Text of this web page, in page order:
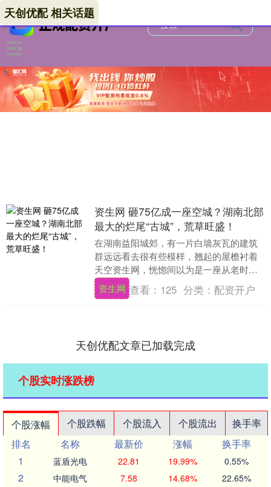
天创优配 相关话题
资生网 砸75亿成一座空城？湖南北部
最大的烂尾“古城”，荒草旺盛！
在湖南益阳城郊，有一片白墙灰瓦的建筑
群远远看去很有些模样，翘起的屋檐衬着
天空资生网，恍惚间以为是一座从老时光
里走来的古镇。 只有走近了才会察觉异
样：野草早已漫过....
资生网 查看： 125 分类： 配资开户
天创优配文章已加载完成
个股实时涨跌榜
个股涨幅 个股跌幅 个股流入 个股流出
换手率
排名
名称 最新价 涨幅
换手率
1
蓝盾光电 22.81 19.99% 0.55%
2 中能电气 7.58 14.68% 22.65%